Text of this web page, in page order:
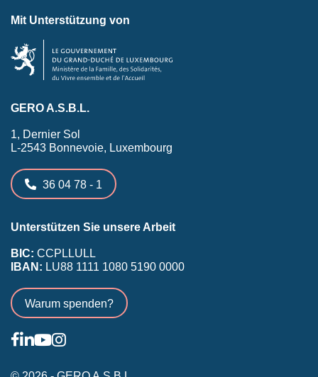
Mit Unterstützung von
GERO A.S.B.L.
1, Dernier Sol
L-2543 Bonnevoie, Luxembourg
36 04 78 - 1
Unterstützen Sie unsere Arbeit
BIC: CCPLLULL
IBAN: LU88 1111 1080 5190 0000
Warum spenden?